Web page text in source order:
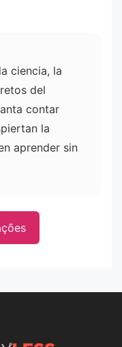
ciencia, la
del
contar
la
aprender sin